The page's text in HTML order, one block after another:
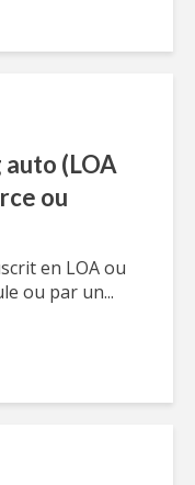
(LOA
ou
en LOA ou
ou par un...